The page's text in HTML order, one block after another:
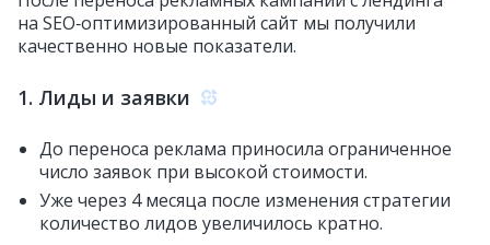
на SEO‑оптимизированный сайт мы получили
качественно новые показатели.
1. Лиды и заявки
До переноса реклама приносила ограниченное
число заявок при высокой стоимости.
Уже через 4 месяца после изменения стратегии
количество лидов увеличилось кратно.